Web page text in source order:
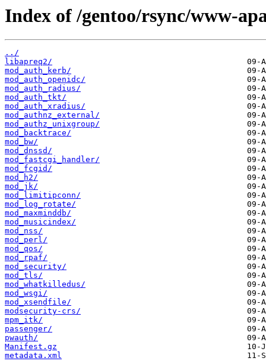
Index of /gentoo/rsync/www-
../
libapreq2/
mod_auth_kerb/
mod_auth_openidc/
mod_auth_radius/
mod_auth_tkt/
mod_auth_xradius/
mod_authnz_external/
mod_authz_unixgroup/
mod_backtrace/
mod_bw/
mod_dnssd/
mod_fastcgi_handler/
mod_fcgid/
mod_h2/
mod_jk/
mod_limitipconn/
mod_log_rotate/
mod_maxminddb/
mod_musicindex/
mod_nss/
mod_perl/
mod_qos/
mod_rpaf/
mod_security/
mod_tls/
mod_whatkilledus/
mod_wsgi/
mod_xsendfile/
modsecurity-crs/
mpm_itk/
passenger/
pwauth/
Manifest.gz
metadata.xml